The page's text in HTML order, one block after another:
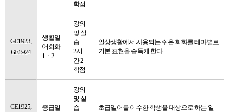
학점
GE1923,
GE1924
생활일
어회화
1ㆍ2
강의
및 실
습
2시
간 2
학점
일상생활에서 사용되는 쉬운 회화를 테마별로
기본 표현을 습득케 한다.
GE1925,
중급일
강의
및 실
습
초급일어를 이수한 학생을 대상으로 하는 일